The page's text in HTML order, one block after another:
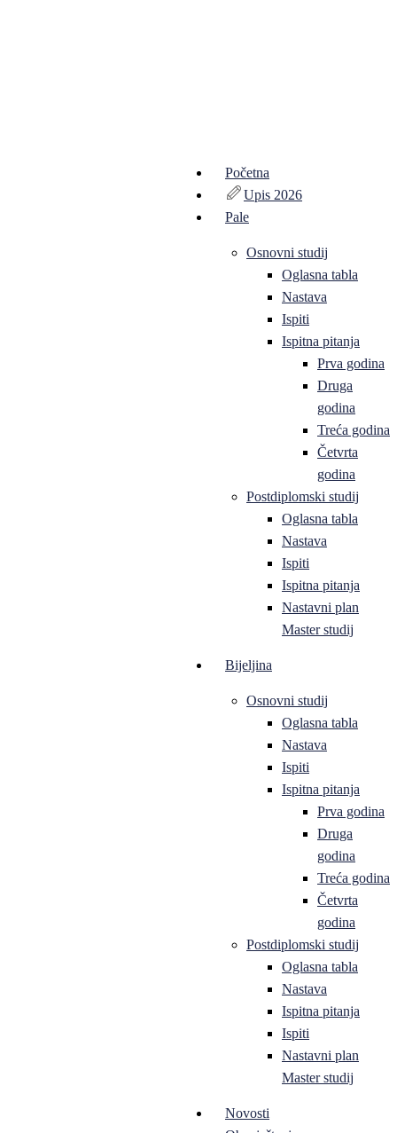
Početna
Upis 2026
Pale
Osnovni studij
Oglasna tabla
Nastava
Ispiti
Ispitna pitanja
Prva godina
Druga
godina
Treća godina
Četvrta
godina
Postdiplomski studij
Oglasna tabla
Nastava
Ispiti
Ispitna pitanja
Nastavni plan
Master studij
Bijeljina
Osnovni studij
Oglasna tabla
Nastava
Ispiti
Ispitna pitanja
Prva godina
Druga
godina
Treća godina
Četvrta
godina
Postdiplomski studij
Oglasna tabla
Nastava
Ispitna pitanja
Ispiti
Nastavni plan
Master studij
Novosti